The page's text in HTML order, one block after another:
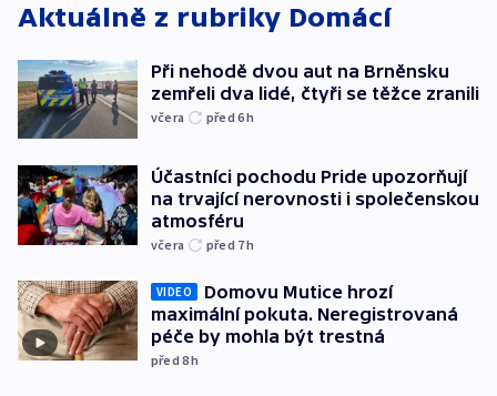
Aktuálně z rubriky Domácí
Při nehodě dvou aut na Brněnsku
zemřeli dva lidé, čtyři se těžce zranili
včera před 6h
Účastníci pochodu Pride upozorňují
na trvající nerovnosti i společenskou
atmosféru
včera před 7h
VIDEO
Domovu Mutice hrozí
maximální pokuta. Neregistrovaná
péče by mohla být trestná
před 8h